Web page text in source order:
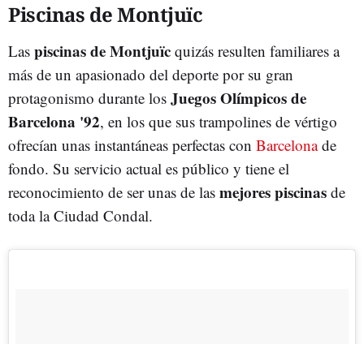
Piscinas de Montjuïc
Las piscinas de Montjuïc quizás resulten familiares a
más de un apasionado del deporte por su gran
protagonismo durante los Juegos Olímpicos de
Barcelona '92, en los que sus trampolines de vértigo
ofrecían unas instantáneas perfectas con Barcelonade
fondo. Su servicio actual es público y tiene el
reconocimiento de ser unas de las mejores piscinas de
toda la Ciudad Condal.